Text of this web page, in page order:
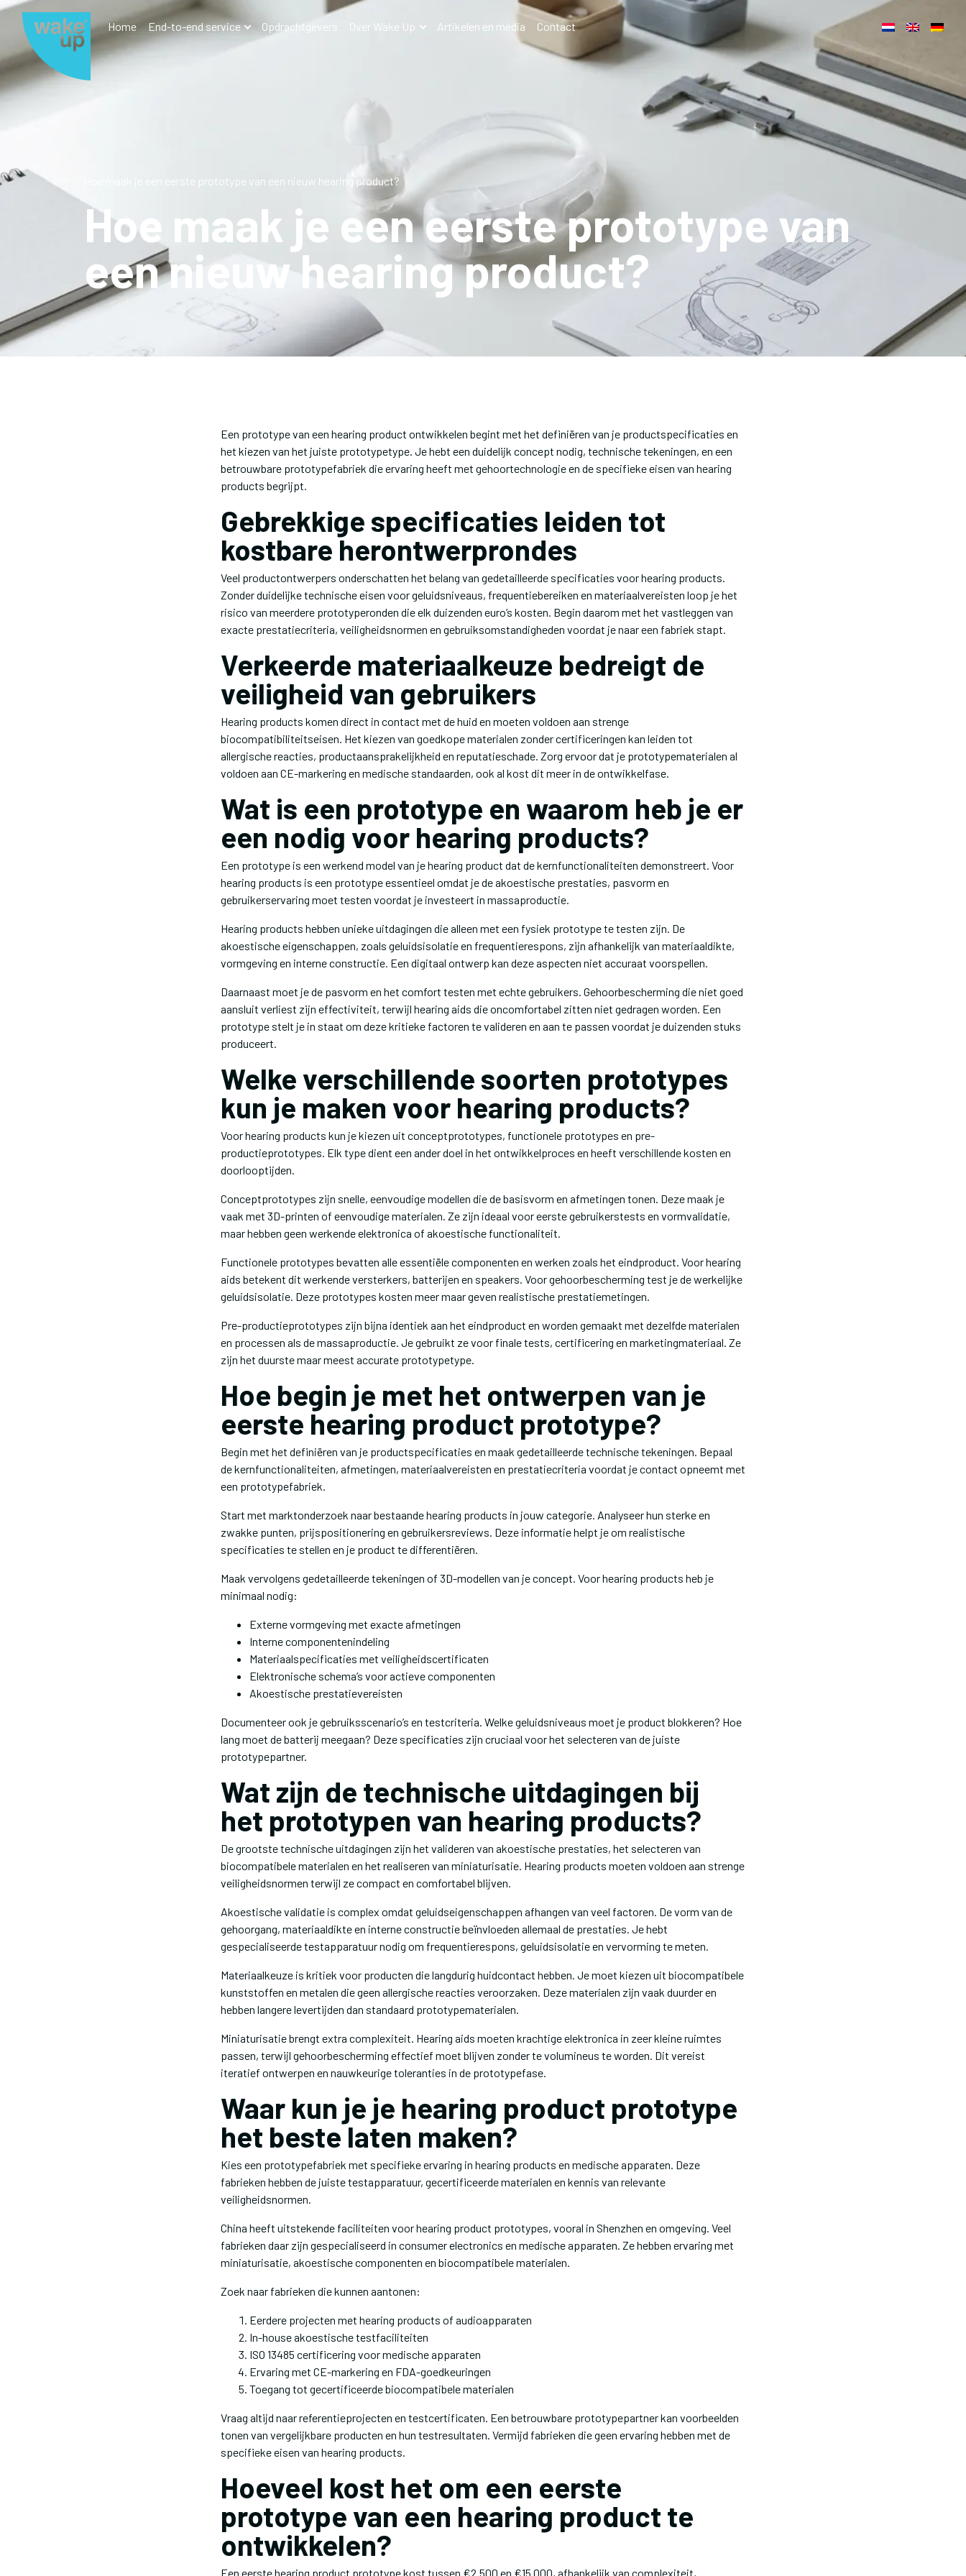
Home End-to-end service Opdrachtgevers Over Wake Up Artikelen en media Contact
Hoe maak je een eerste prototype van een nieuw hearing product?
Hoe maak je een eerste prototype van
een nieuw hearing product?
Een prototype van een hearing product ontwikkelen begint met het definiëren van je productspecificaties en
het kiezen van het juiste prototypetype. Je hebt een duidelijk concept nodig, technische tekeningen, en een
betrouwbare prototypefabriek die ervaring heeft met gehoortechnologie en de specifieke eisen van hearing
products begrijpt.
Gebrekkige specificaties leiden tot
kostbare herontwerprondes
Veel productontwerpers onderschatten het belang van gedetailleerde specificaties voor hearing products.
Zonder duidelijke technische eisen voor geluidsniveaus, frequentiebereiken en materiaalvereisten loop je het
risico van meerdere prototyperonden die elk duizenden euro’s kosten. Begin daarom met het vastleggen van
exacte prestatiecriteria, veiligheidsnormen en gebruiksomstandigheden voordat je naar een fabriek stapt.
Verkeerde materiaalkeuze bedreigt de
veiligheid van gebruikers
Hearing products komen direct in contact met de huid en moeten voldoen aan strenge
biocompatibiliteitseisen. Het kiezen van goedkope materialen zonder certificeringen kan leiden tot
allergische reacties, productaansprakelijkheid en reputatieschade. Zorg ervoor dat je prototypematerialen al
voldoen aan CE-markering en medische standaarden, ook al kost dit meer in de ontwikkelfase.
Wat is een prototype en waarom heb je er
een nodig voor hearing products?
Een prototype is een werkend model van je hearing product dat de kernfunctionaliteiten demonstreert. Voor
hearing products is een prototype essentieel omdat je de akoestische prestaties, pasvorm en
gebruikerservaring moet testen voordat je investeert in massaproductie.
Hearing products hebben unieke uitdagingen die alleen met een fysiek prototype te testen zijn. De
akoestische eigenschappen, zoals geluidsisolatie en frequentierespons, zijn afhankelijk van materiaaldikte,
vormgeving en interne constructie. Een digitaal ontwerp kan deze aspecten niet accuraat voorspellen.
Daarnaast moet je de pasvorm en het comfort testen met echte gebruikers. Gehoorbescherming die niet goed
aansluit verliest zijn effectiviteit, terwijl hearing aids die oncomfortabel zitten niet gedragen worden. Een
prototype stelt je in staat om deze kritieke factoren te valideren en aan te passen voordat je duizenden stuks
produceert.
Welke verschillende soorten prototypes
kun je maken voor hearing products?
Voor hearing products kun je kiezen uit conceptprototypes, functionele prototypes en pre-
productieprototypes. Elk type dient een ander doel in het ontwikkelproces en heeft verschillende kosten en
doorlooptijden.
Conceptprototypes zijn snelle, eenvoudige modellen die de basisvorm en afmetingen tonen. Deze maak je
vaak met 3D-printen of eenvoudige materialen. Ze zijn ideaal voor eerste gebruikerstests en vormvalidatie,
maar hebben geen werkende elektronica of akoestische functionaliteit.
Functionele prototypes bevatten alle essentiële componenten en werken zoals het eindproduct. Voor hearing
aids betekent dit werkende versterkers, batterijen en speakers. Voor gehoorbescherming test je de werkelijke
geluidsisolatie. Deze prototypes kosten meer maar geven realistische prestatiemetingen.
Pre-productieprototypes zijn bijna identiek aan het eindproduct en worden gemaakt met dezelfde materialen
en processen als de massaproductie. Je gebruikt ze voor finale tests, certificering en marketingmateriaal. Ze
zijn het duurste maar meest accurate prototypetype.
Hoe begin je met het ontwerpen van je
eerste hearing product prototype?
Begin met het definiëren van je productspecificaties en maak gedetailleerde technische tekeningen. Bepaal
de kernfunctionaliteiten, afmetingen, materiaalvereisten en prestatiecriteria voordat je contact opneemt met
een prototypefabriek.
Start met marktonderzoek naar bestaande hearing products in jouw categorie. Analyseer hun sterke en
zwakke punten, prijspositionering en gebruikersreviews. Deze informatie helpt je om realistische
specificaties te stellen en je product te differentiëren.
Maak vervolgens gedetailleerde tekeningen of 3D-modellen van je concept. Voor hearing products heb je
minimaal nodig:
Externe vormgeving met exacte afmetingen
Interne componentenindeling
Materiaalspecificaties met veiligheidscertificaten
Elektronische schema’s voor actieve componenten
Akoestische prestatievereisten
Documenteer ook je gebruiksscenario’s en testcriteria. Welke geluidsniveaus moet je product blokkeren? Hoe
lang moet de batterij meegaan? Deze specificaties zijn cruciaal voor het selecteren van de juiste
prototypepartner.
Wat zijn de technische uitdagingen bij
het prototypen van hearing products?
De grootste technische uitdagingen zijn het valideren van akoestische prestaties, het selecteren van
biocompatibele materialen en het realiseren van miniaturisatie. Hearing products moeten voldoen aan strenge
veiligheidsnormen terwijl ze compact en comfortabel blijven.
Akoestische validatie is complex omdat geluidseigenschappen afhangen van veel factoren. De vorm van de
gehoorgang, materiaaldikte en interne constructie beïnvloeden allemaal de prestaties. Je hebt
gespecialiseerde testapparatuur nodig om frequentierespons, geluidsisolatie en vervorming te meten.
Materiaalkeuze is kritiek voor producten die langdurig huidcontact hebben. Je moet kiezen uit biocompatibele
kunststoffen en metalen die geen allergische reacties veroorzaken. Deze materialen zijn vaak duurder en
hebben langere levertijden dan standaard prototypematerialen.
Miniaturisatie brengt extra complexiteit. Hearing aids moeten krachtige elektronica in zeer kleine ruimtes
passen, terwijl gehoorbescherming effectief moet blijven zonder te volumineus te worden. Dit vereist
iteratief ontwerpen en nauwkeurige toleranties in de prototypefase.
Waar kun je je hearing product prototype
het beste laten maken?
Kies een prototypefabriek met specifieke ervaring in hearing products en medische apparaten. Deze
fabrieken hebben de juiste testapparatuur, gecertificeerde materialen en kennis van relevante
veiligheidsnormen.
China heeft uitstekende faciliteiten voor hearing product prototypes, vooral in Shenzhen en omgeving. Veel
fabrieken daar zijn gespecialiseerd in consumer electronics en medische apparaten. Ze hebben ervaring met
miniaturisatie, akoestische componenten en biocompatibele materialen.
Zoek naar fabrieken die kunnen aantonen:
Eerdere projecten met hearing products of audioapparaten
In-house akoestische testfaciliteiten
ISO 13485 certificering voor medische apparaten
Ervaring met CE-markering en FDA-goedkeuringen
Toegang tot gecertificeerde biocompatibele materialen
Vraag altijd naar referentieprojecten en testcertificaten. Een betrouwbare prototypepartner kan voorbeelden
tonen van vergelijkbare producten en hun testresultaten. Vermijd fabrieken die geen ervaring hebben met de
specifieke eisen van hearing products.
Hoeveel kost het om een eerste
prototype van een hearing product te
ontwikkelen?
Een eerste hearing product prototype kost tussen €2.500 en €15.000, afhankelijk van complexiteit,